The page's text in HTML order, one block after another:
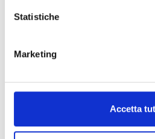
Statistiche
Marketing
Accetta